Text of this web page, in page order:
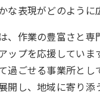
な表現がどのよう
、作業の豊富さと専
プを応援していま
過ごせる事業所とし
開し、地域に寄り添